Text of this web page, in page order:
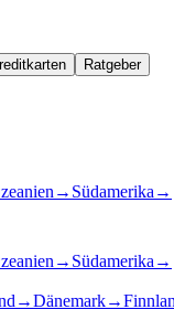
Ratgeber
→ Südamerika →
→ Südamerika →
→Dänemark→